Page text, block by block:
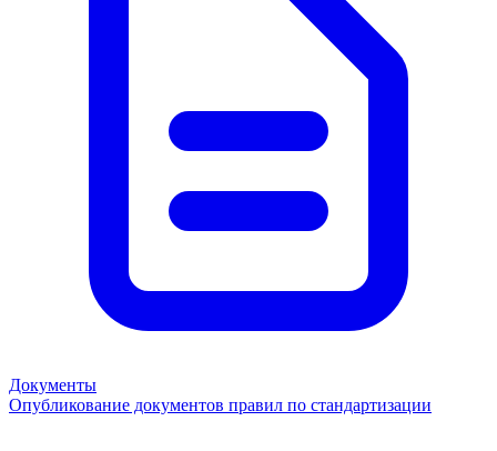
Документы
Опубликование документов правил по стандартизации